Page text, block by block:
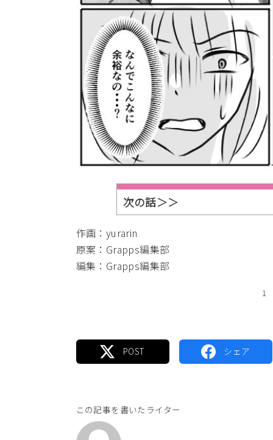
次の話＞＞
作画：yurarin
原案：Grapps編集部
編集：Grapps編集部
1
この記事を書いたライター